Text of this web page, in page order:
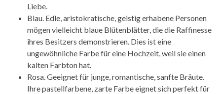
Liebe.
Blau. Edle, aristokratische, geistig erhabene Personen
mögen vielleicht blaue Blütenblätter, die die Raffinesse
ihres Besitzers demonstrieren. Dies ist eine
ungewöhnliche Farbe für eine Hochzeit, weil sie einen
kalten Farbton hat.
Rosa. Geeignet für junge, romantische, sanfte Bräute.
Ihre pastellfarbene, zarte Farbe eignet sich perfekt für